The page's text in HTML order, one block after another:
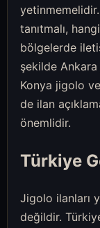
tanıtmalı,
bölgelerde
şekilde
Konya jigolo
de ilan
önemlidir.
Türkiye
Jigolo ilanları
değildir.